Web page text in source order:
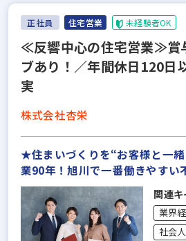
正社員 住宅営業 未経験者OK
≪反響中心の住宅営業≫賞
ブあり！／年間休日120日
実
株式会社杏栄
★住まいづくりを“お客様と一
業90年！旭川で一番働きやすい
関連
業界
社会